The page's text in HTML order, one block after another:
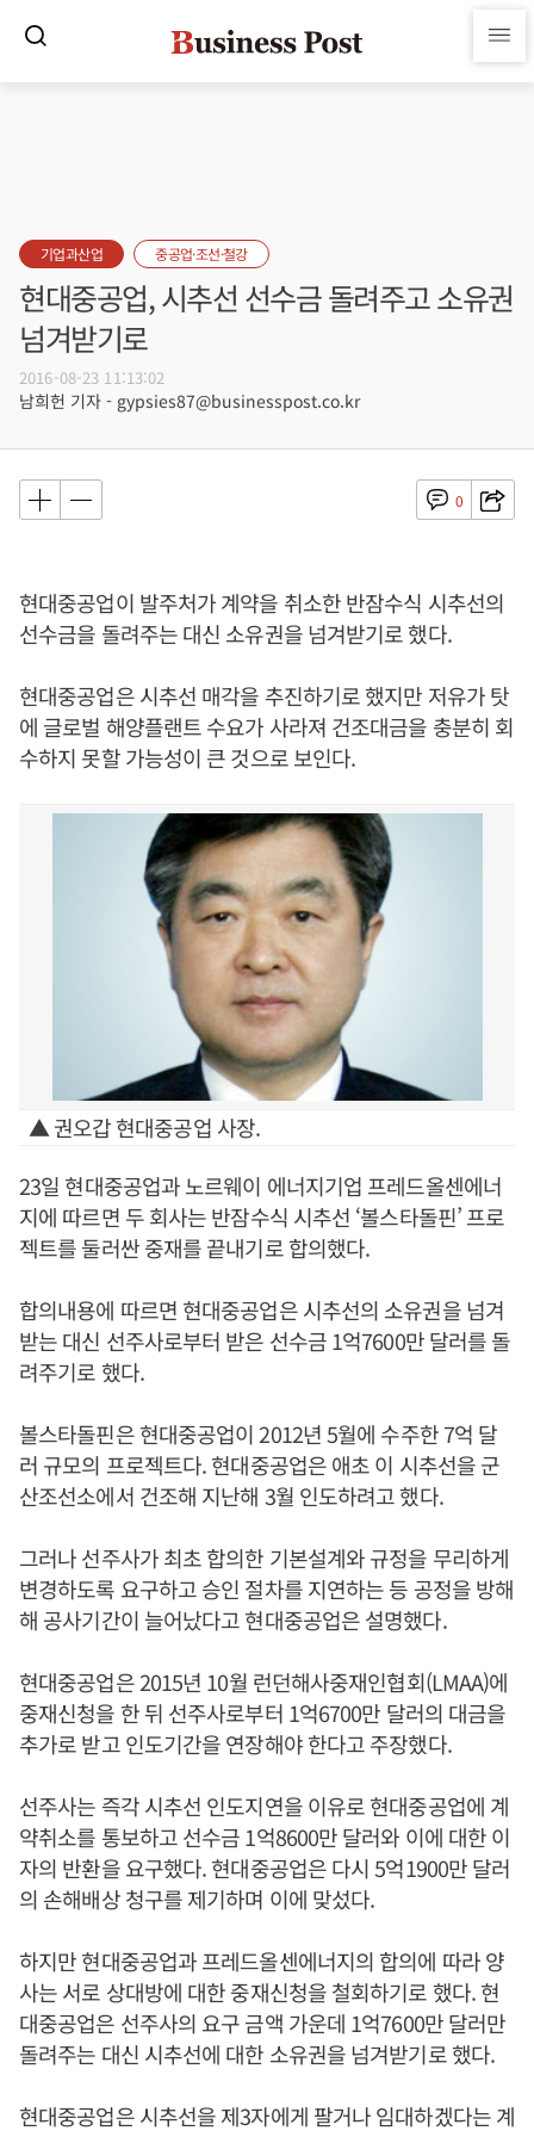
기업과산업 중공업·조선·철강
현대중공업, 시추선 선수금 돌려주고 소유권
넘겨받기로
2016-08-23 11:13:02
남희헌 기자 - gypsies87@businesspost.co.kr
0
현대중공업이 발주처가 계약을 취소한 반잠수식 시추선의
선수금을 돌려주는 대신 소유권을 넘겨받기로 했다.
현대중공업은 시추선 매각을 추진하기로 했지만 저유가 탓
에 글로벌 해양플랜트 수요가 사라져 건조대금을 충분히 회
수하지 못할 가능성이 큰 것으로 보인다.
▲ 권오갑 현대중공업 사장.
23일 현대중공업과 노르웨이 에너지기업 프레드올센에너
지에 따르면 두 회사는 반잠수식 시추선 ‘볼스타돌핀’ 프로
젝트를 둘러싼 중재를 끝내기로 합의했다.
합의내용에 따르면 현대중공업은 시추선의 소유권을 넘겨
받는 대신 선주사로부터 받은 선수금 1억7600만 달러를 돌
려주기로 했다.
볼스타돌핀은 현대중공업이 2012년 5월에 수주한 7억 달
러 규모의 프로젝트다. 현대중공업은 애초 이 시추선을 군
산조선소에서 건조해 지난해 3월 인도하려고 했다.
그러나 선주사가 최초 합의한 기본설계와 규정을 무리하게
변경하도록 요구하고 승인 절차를 지연하는 등 공정을 방해
해 공사기간이 늘어났다고 현대중공업은 설명했다.
현대중공업은 2015년 10월 런던해사중재인협회(LMAA)에
중재신청을 한 뒤 선주사로부터 1억6700만 달러의 대금을
추가로 받고 인도기간을 연장해야 한다고 주장했다.
선주사는 즉각 시추선 인도지연을 이유로 현대중공업에 계
약취소를 통보하고 선수금 1억8600만 달러와 이에 대한 이
자의 반환을 요구했다. 현대중공업은 다시 5억1900만 달러
의 손해배상 청구를 제기하며 이에 맞섰다.
하지만 현대중공업과 프레드올센에너지의 합의에 따라 양
사는 서로 상대방에 대한 중재신청을 철회하기로 했다. 현
대중공업은 선주사의 요구 금액 가운데 1억7600만 달러만
돌려주는 대신 시추선에 대한 소유권을 넘겨받기로 했다.
현대중공업은 시추선을 제3자에게 팔거나 임대하겠다는 계